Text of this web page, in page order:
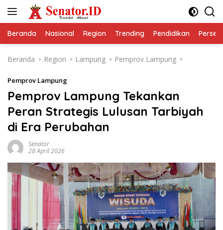
Beranda Nasional Region Trending Pendidikan
Beranda Region Lampung Pemprov Lampung
Pemprov Lampung
Pemprov Lampung Tekankan
Peran Strategis Lulusan Tarbiyah
di Era Perubahan
Senator
28 April 2026